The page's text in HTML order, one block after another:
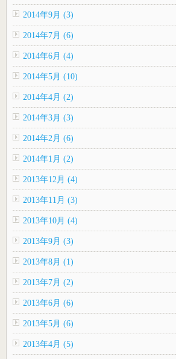
2014年9月 (3)
2014年7月 (6)
2014年6月 (4)
2014年5月 (10)
2014年4月 (2)
2014年3月 (3)
2014年2月 (6)
2014年1月 (2)
2013年12月 (4)
2013年11月 (3)
2013年10月 (4)
2013年9月 (3)
2013年8月 (1)
2013年7月 (2)
2013年6月 (6)
2013年5月 (6)
2013年4月 (5)